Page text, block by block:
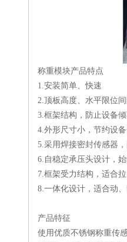
称重模块产品特点
1.安装简单、快速
2.顶板高度、水平限位
3.框架结构，防止设备
4.外形尺寸小，节约设
5.采用焊接密封传感器
6.自稳定承压头设计，
7.框架受力结构，适合
8.一体化设计，适合动
产品特征
使用优质不锈钢称重传